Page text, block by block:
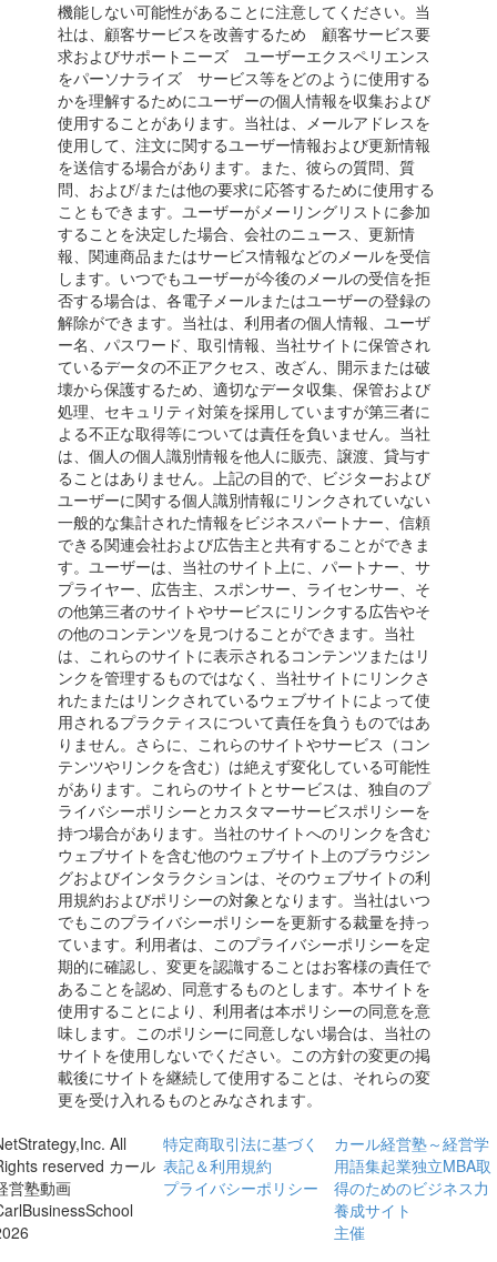
機能しない可能性があることに注意してください。当
社は、顧客サービスを改善するため 顧客サービス要
求およびサポートニーズ ユーザーエクスペリエンス
をパーソナライズ サービス等をどのように使用する
かを理解するためにユーザーの個人情報を収集および
使用することがあります。当社は、メールアドレスを
使用して、注文に関するユーザー情報および更新情報
を送信する場合があります。また、彼らの質問、質
問、および/または他の要求に応答するために使用する
こともできます。ユーザーがメーリングリストに参加
することを決定した場合、会社のニュース、更新情
報、関連商品またはサービス情報などのメールを受信
します。いつでもユーザーが今後のメールの受信を拒
否する場合は、各電子メールまたはユーザーの登録の
解除ができます。当社は、利用者の個人情報、ユーザ
ー名、パスワード、取引情報、当社サイトに保管され
ているデータの不正アクセス、改ざん、開示または破
壊から保護するため、適切なデータ収集、保管および
処理、セキュリティ対策を採用していますが第三者に
よる不正な取得等については責任を負いません。当社
は、個人の個人識別情報を他人に販売、譲渡、貸与す
ることはありません。上記の目的で、ビジターおよび
ユーザーに関する個人識別情報にリンクされていない
一般的な集計された情報をビジネスパートナー、信頼
できる関連会社および広告主と共有することができま
す。ユーザーは、当社のサイト上に、パートナー、サ
プライヤー、広告主、スポンサー、ライセンサー、そ
の他第三者のサイトやサービスにリンクする広告やそ
の他のコンテンツを見つけることができます。当社
は、これらのサイトに表示されるコンテンツまたはリ
ンクを管理するものではなく、当社サイトにリンクさ
れたまたはリンクされているウェブサイトによって使
用されるプラクティスについて責任を負うものではあ
りません。さらに、これらのサイトやサービス（コン
テンツやリンクを含む）は絶えず変化している可能性
があります。これらのサイトとサービスは、独自のプ
ライバシーポリシーとカスタマーサービスポリシーを
持つ場合があります。当社のサイトへのリンクを含む
ウェブサイトを含む他のウェブサイト上のブラウジン
グおよびインタラクションは、そのウェブサイトの利
用規約およびポリシーの対象となります。当社はいつ
でもこのプライバシーポリシーを更新する裁量を持っ
ています。利用者は、このプライバシーポリシーを定
期的に確認し、変更を認識することはお客様の責任で
あることを認め、同意するものとします。本サイトを
使用することにより、利用者は本ポリシーの同意を意
味します。このポリシーに同意しない場合は、当社の
サイトを使用しないでください。この方針の変更の掲
載後にサイトを継続して使用することは、それらの変
更を受け入れるものとみなされます。
All
reserved カール
営塾動画
特定商取引法に基づく
表記＆利用規約
プライバシーポリシー
カール経営塾～経営学
用語集起業独立MBA取
得のためのビジネス力
養成サイト
主催